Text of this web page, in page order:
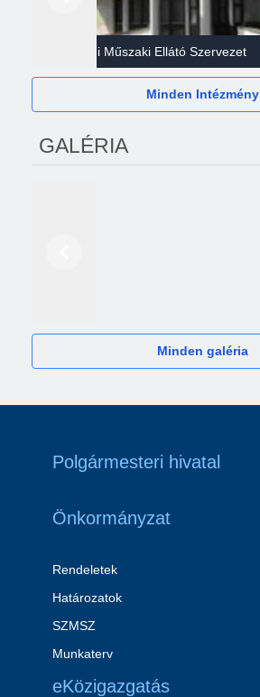
Gazdasági Műszaki Ellátó Szervezet
Minden Intézmény
GALÉRIA
Minden galéria
Polgármesteri hivatal
Önkormányzat
Rendeletek
Határozatok
SZMSZ
Munkaterv
eKözigazgatás